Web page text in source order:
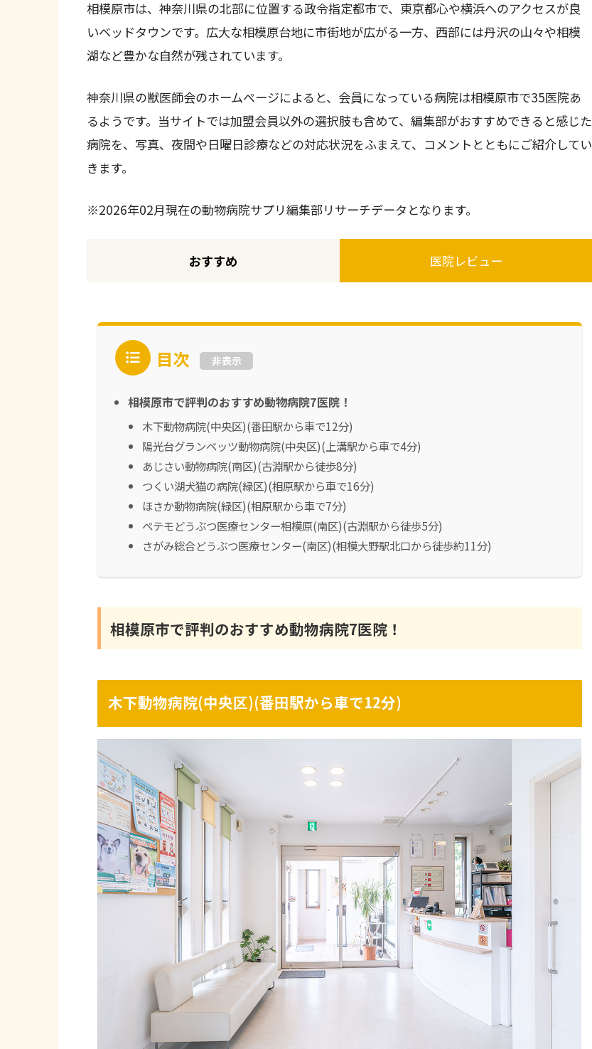
相模原市は、神奈川県の北部に位置する政令指定都市で、東京都心や横浜へのアクセスが良
いベッドタウンです。広大な相模原台地に市街地が広がる一方、西部には丹沢の山々や相模
湖など豊かな自然が残されています。
神奈川県の獣医師会のホームページによると、会員になっている病院は相模原市で35医院あ
るようです。当サイトでは加盟会員以外の選択肢も含めて、編集部がおすすめできると感じた
病院を、写真、夜間や日曜日診療などの対応状況をふまえて、コメントとともにご紹介してい
きます。
※2026年02月現在の動物病院サプリ編集部リサーチデータとなります。
おすすめ 医院レビュー
目次 非表示
相模原市で評判のおすすめ動物病院7医院！
木下動物病院(中央区)(番田駅から車で12分)
陽光台グランベッツ動物病院(中央区)(上溝駅から車で4分)
あじさい動物病院(南区)(古淵駅から徒歩8分)
つくい湖犬猫の病院(緑区)(相原駅から車で16分)
ほさか動物病院(緑区)(相原駅から車で7分)
ペテモどうぶつ医療センター相模原(南区)(古淵駅から徒歩5分)
さがみ総合どうぶつ医療センター(南区)(相模大野駅北口から徒歩約11分)
相模原市で評判のおすすめ動物病院7医院！
木下動物病院(中央区)(番田駅から車で12分)